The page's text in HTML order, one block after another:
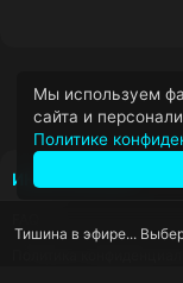
ИНФОРМАЦИЯ
Тишина в эфире...
Мы используем
сайта и
Политике